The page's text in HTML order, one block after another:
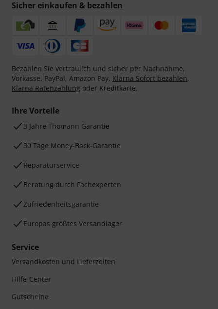
Sicher einkaufen & bezahlen
Bezahlen Sie vertraulich und sicher per Nachnahme,
Vorkasse, PayPal, Amazon Pay, Klarna Sofort bezahlen,
Klarna Ratenzahlung oder Kreditkarte.
Ihre Vorteile
3 Jahre Thomann Garantie
30 Tage Money-Back-Garantie
Reparaturservice
Beratung durch Fachexperten
Zufriedenheitsgarantie
Europas größtes Versandlager
Service
Versandkosten und Lieferzeiten
Hilfe-Center
Gutscheine